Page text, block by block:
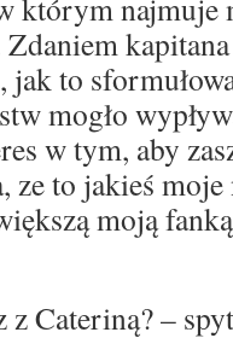
którym najmuje
to
mogło
w tym, aby
ze to jakieś
moją
Cateriną? –